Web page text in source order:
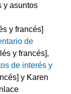
y asuntos
y francés]
de
y francés],
de interés y
y Karen